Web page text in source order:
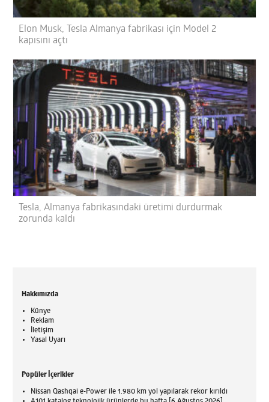
Elon Musk, Tesla Almanya fabrikası için Model 2
kapısını açtı
Tesla, Almanya fabrikasındaki üretimi durdurmak
zorunda kaldı
Hakkımızda
Künye
Reklam
İletişim
Yasal Uyarı
Popüler İçerikler
Nissan Qashqai e-Power ile 1.980 km yol yapılarak rekor kırıldı